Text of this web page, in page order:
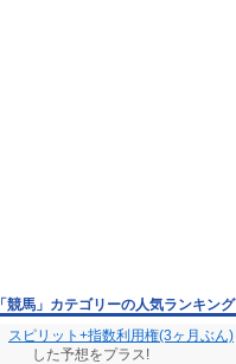
「競馬」カテゴリーの人気ランキング
スピリット+指数利用権(3ヶ月ぶん)
した予想をプラス!